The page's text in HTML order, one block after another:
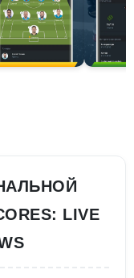
LIVE